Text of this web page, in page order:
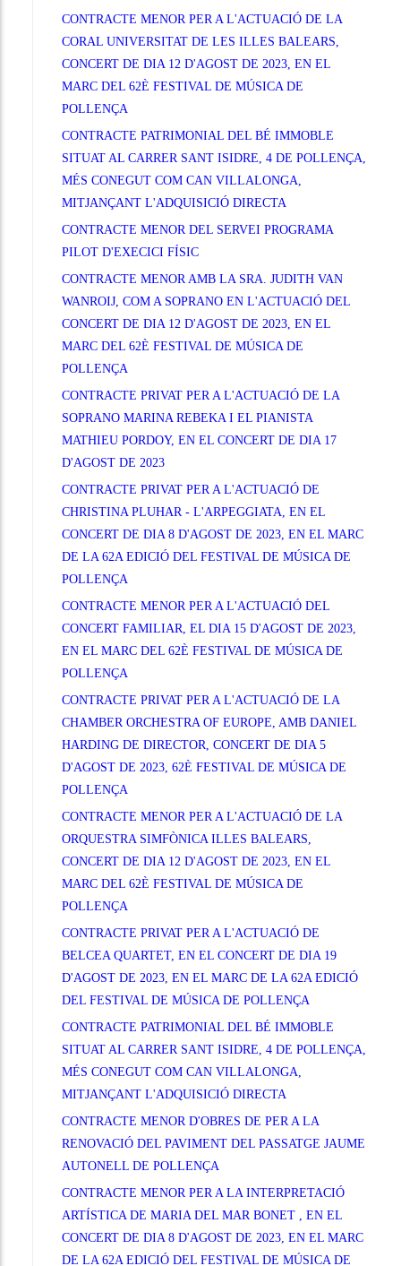
CONTRACTE MENOR PER A L'ACTUACIÓ DE LA
CORAL UNIVERSITAT DE LES ILLES BALEARS,
CONCERT DE DIA 12 D'AGOST DE 2023, EN EL
MARC DEL 62È FESTIVAL DE MÚSICA DE
POLLENÇA
CONTRACTE PATRIMONIAL DEL BÉ IMMOBLE
SITUAT AL CARRER SANT ISIDRE, 4 DE POLLENÇA,
MÉS CONEGUT COM CAN VILLALONGA,
MITJANÇANT L'ADQUISICIÓ DIRECTA
CONTRACTE MENOR DEL SERVEI PROGRAMA
PILOT D'EXECICI FÍSIC
CONTRACTE MENOR AMB LA SRA. JUDITH VAN
WANROIJ, COM A SOPRANO EN L'ACTUACIÓ DEL
CONCERT DE DIA 12 D'AGOST DE 2023, EN EL
MARC DEL 62È FESTIVAL DE MÚSICA DE
POLLENÇA
CONTRACTE PRIVAT PER A L'ACTUACIÓ DE LA
SOPRANO MARINA REBEKA I EL PIANISTA
MATHIEU PORDOY, EN EL CONCERT DE DIA 17
D'AGOST DE 2023
CONTRACTE PRIVAT PER A L'ACTUACIÓ DE
CHRISTINA PLUHAR - L'ARPEGGIATA, EN EL
CONCERT DE DIA 8 D'AGOST DE 2023, EN EL MARC
DE LA 62A EDICIÓ DEL FESTIVAL DE MÚSICA DE
POLLENÇA
CONTRACTE MENOR PER A L'ACTUACIÓ DEL
CONCERT FAMILIAR, EL DIA 15 D'AGOST DE 2023,
EN EL MARC DEL 62È FESTIVAL DE MÚSICA DE
POLLENÇA
CONTRACTE PRIVAT PER A L'ACTUACIÓ DE LA
CHAMBER ORCHESTRA OF EUROPE, AMB DANIEL
HARDING DE DIRECTOR, CONCERT DE DIA 5
D'AGOST DE 2023, 62È FESTIVAL DE MÚSICA DE
POLLENÇA
CONTRACTE MENOR PER A L'ACTUACIÓ DE LA
ORQUESTRA SIMFÒNICA ILLES BALEARS,
CONCERT DE DIA 12 D'AGOST DE 2023, EN EL
MARC DEL 62È FESTIVAL DE MÚSICA DE
POLLENÇA
CONTRACTE PRIVAT PER A L'ACTUACIÓ DE
BELCEA QUARTET, EN EL CONCERT DE DIA 19
D'AGOST DE 2023, EN EL MARC DE LA 62A EDICIÓ
DEL FESTIVAL DE MÚSICA DE POLLENÇA
CONTRACTE PATRIMONIAL DEL BÉ IMMOBLE
SITUAT AL CARRER SANT ISIDRE, 4 DE POLLENÇA,
MÉS CONEGUT COM CAN VILLALONGA,
MITJANÇANT L'ADQUISICIÓ DIRECTA
CONTRACTE MENOR D'OBRES DE PER A LA
RENOVACIÓ DEL PAVIMENT DEL PASSATGE JAUME
AUTONELL DE POLLENÇA
CONTRACTE MENOR PER A LA INTERPRETACIÓ
ARTÍSTICA DE MARIA DEL MAR BONET , EN EL
CONCERT DE DIA 8 D'AGOST DE 2023, EN EL MARC
DE LA 62A EDICIÓ DEL FESTIVAL DE MÚSICA DE